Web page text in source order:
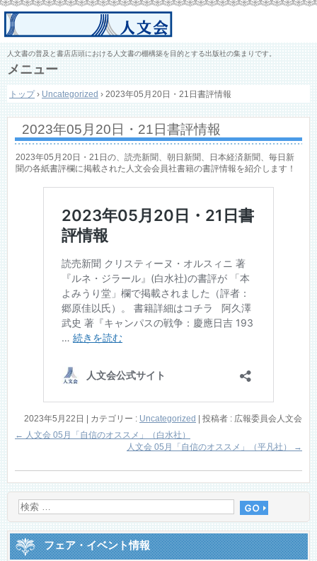
人文書の普及と書店店頭における人文書の棚構築を目的とする出版社の集まりです。
メニュー
ン
ン
へ
トップ › Uncategorized › 2023年05月20日・21日書評情報
2023年05月20日・21日書評情報
2023年05月20日・21日の、読売新聞、朝日新聞、日本経済新聞、毎日新
聞の各紙書評欄に掲載された人文会会員社書籍の書評情報を紹介します！
2023年5月22日 | カテゴリー : Uncategorized | 投稿者 : 広報委員会人文会
← 人文会 05月「自信のオススメ」（白水社）
人文会 05月「自信のオススメ」（平凡社）
→
フェア・イベント情報